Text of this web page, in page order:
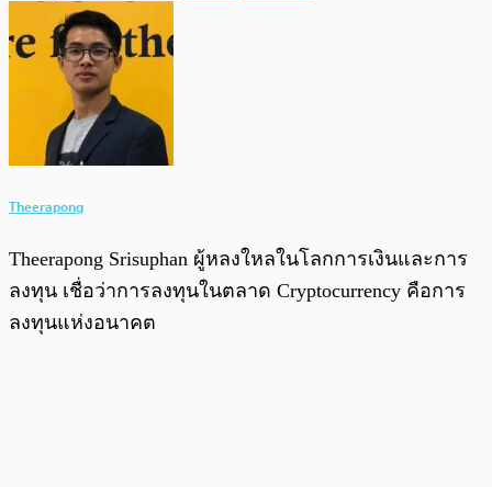
Theerapong
Theerapong Srisuphan ผู้หลงใหลในโลกการเงินและการ
ลงทุน เชื่อว่าการลงทุนในตลาด Cryptocurrency คือการ
ลงทุนแห่งอนาคต